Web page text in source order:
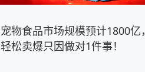
宠物食品市场规模预计1800亿，
轻松卖爆只因做对1件事！